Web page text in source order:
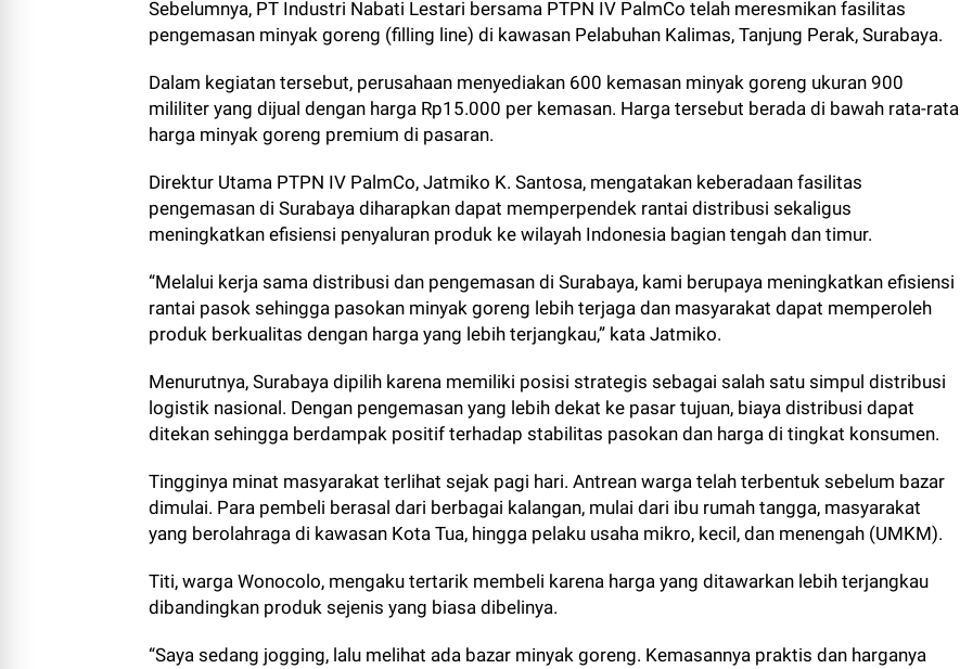
Sebelumnya, PT Industri Nabati Lestari bersama PTPN IV PalmCo telah meresmikan fasilitas
pengemasan minyak goreng (filling line) di kawasan Pelabuhan Kalimas, Tanjung Perak, Surabaya.
Dalam kegiatan tersebut, perusahaan menyediakan 600 kemasan minyak goreng ukuran 900
mililiter yang dijual dengan harga Rp15.000 per kemasan. Harga tersebut berada di bawah rata-rata
harga minyak goreng premium di pasaran.
Direktur Utama PTPN IV PalmCo, Jatmiko K. Santosa, mengatakan keberadaan fasilitas
pengemasan di Surabaya diharapkan dapat memperpendek rantai distribusi sekaligus
meningkatkan efisiensi penyaluran produk ke wilayah Indonesia bagian tengah dan timur.
“Melalui kerja sama distribusi dan pengemasan di Surabaya, kami berupaya meningkatkan efisiensi
rantai pasok sehingga pasokan minyak goreng lebih terjaga dan masyarakat dapat memperoleh
produk berkualitas dengan harga yang lebih terjangkau,” kata Jatmiko.
Menurutnya, Surabaya dipilih karena memiliki posisi strategis sebagai salah satu simpul distribusi
logistik nasional. Dengan pengemasan yang lebih dekat ke pasar tujuan, biaya distribusi dapat
ditekan sehingga berdampak positif terhadap stabilitas pasokan dan harga di tingkat konsumen.
Tingginya minat masyarakat terlihat sejak pagi hari. Antrean warga telah terbentuk sebelum bazar
dimulai. Para pembeli berasal dari berbagai kalangan, mulai dari ibu rumah tangga, masyarakat
yang berolahraga di kawasan Kota Tua, hingga pelaku usaha mikro, kecil, dan menengah (UMKM).
Titi, warga Wonocolo, mengaku tertarik membeli karena harga yang ditawarkan lebih terjangkau
dibandingkan produk sejenis yang biasa dibelinya.
“Saya sedang jogging, lalu melihat ada bazar minyak goreng. Kemasannya praktis dan harganya